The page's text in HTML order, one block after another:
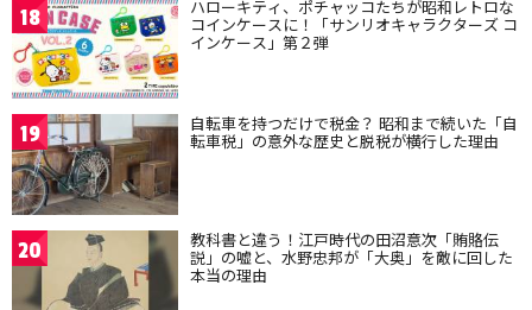
18 ハローキティ、ポチャッコたちが昭和レトロな
コインケースに！「サンリオキャラクターズ コ
インケース」第２弾
19 自転車を持つだけで税金？ 昭和まで続いた「自
転車税」の意外な歴史と脱税が横行した理由
20 教科書と違う！江戸時代の田沼意次「賄賂伝
説」の嘘と、水野忠邦が「大奥」を敵に回した
本当の理由